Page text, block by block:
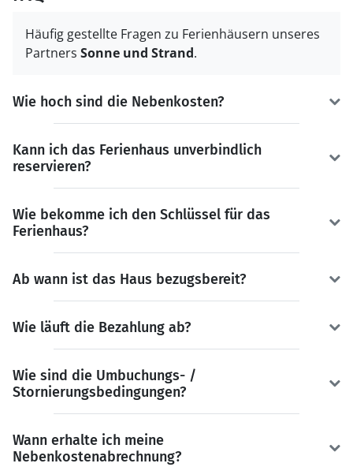
Häufig gestellte Fragen zu Ferienhäusern unseres
Partners Sonne und Strand.
Wie hoch sind die Nebenkosten?
Kann ich das Ferienhaus unverbindlich
reservieren?
Wie bekomme ich den Schlüssel für das
Ferienhaus?
Ab wann ist das Haus bezugsbereit?
Wie läuft die Bezahlung ab?
Wie sind die Umbuchungs- /
Stornierungsbedingungen?
Wann erhalte ich meine
Nebenkostenabrechnung?